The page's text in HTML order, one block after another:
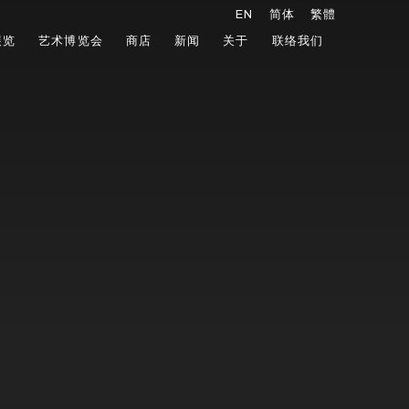
览 艺术博览会 商店 新闻 关于 联络我们
EN 简体 繁體